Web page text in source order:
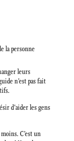
la personne
leurs
n’est pas fait
d’aider les gens
C’est un